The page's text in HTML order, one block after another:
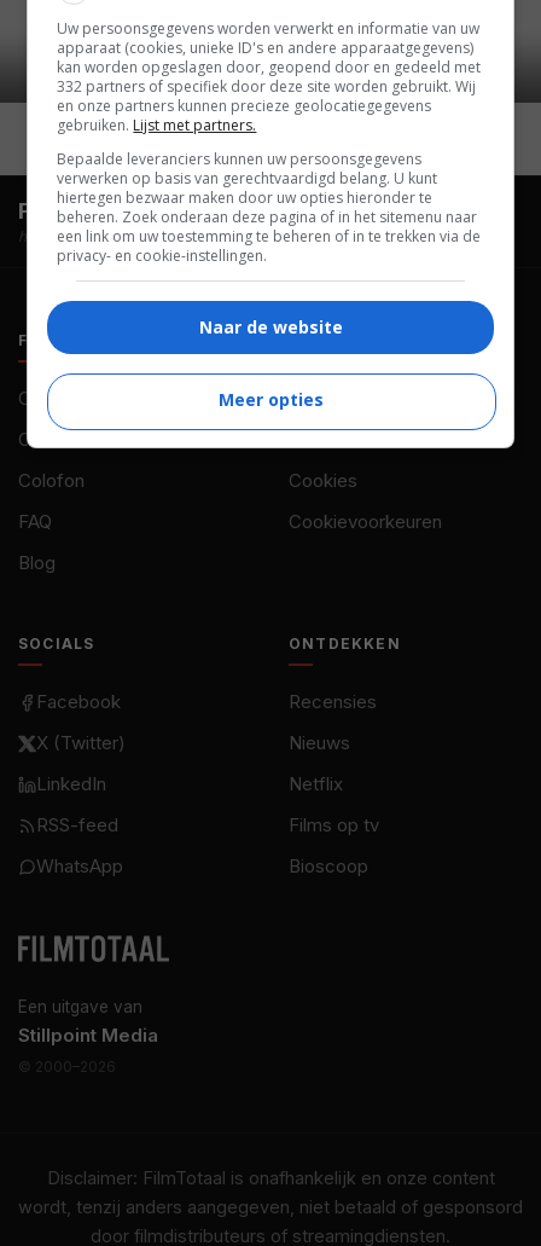
FilmTotaal.Hét online filmoverzicht.
hosted by
Een uitgave van
Stillpoint Media
© 2000–2026
FILMTOTAAL
Contact
Over ons
Colofon
FAQ
Blog
Privacy
Cookies
Cookievoorkeuren
SOCIALS
Facebook
X (Twitter)
LinkedIn
RSS-feed
WhatsApp
ONTDEKKEN
Recensies
Nieuws
Netflix
Films op tv
Bioscoop
Disclaimer: FilmTotaal is onafhankelijk en onze content
wordt, tenzij anders aangegeven, niet betaald of gesponsord
door filmdistributeurs of streamingdiensten.
Uw persoonsgegevens worden verwerkt en informatie van uw
apparaat (cookies, unieke ID's en andere apparaatgegevens)
kan worden opgeslagen door, geopend door en gedeeld met
332 partners of specifiek door deze site worden gebruikt. Wij
en onze partners kunnen precieze geolocatiegegevens
gebruiken. Lijst met partners.
Bepaalde leveranciers kunnen uw persoonsgegevens
verwerken op basis van gerechtvaardigd belang. U kunt
hiertegen bezwaar maken door uw opties hieronder te
beheren. Zoek onderaan deze pagina of in het sitemenu naar
een link om uw toestemming te beheren of in te trekken via de
privacy- en cookie-instellingen.
Naar de website
Meer opties